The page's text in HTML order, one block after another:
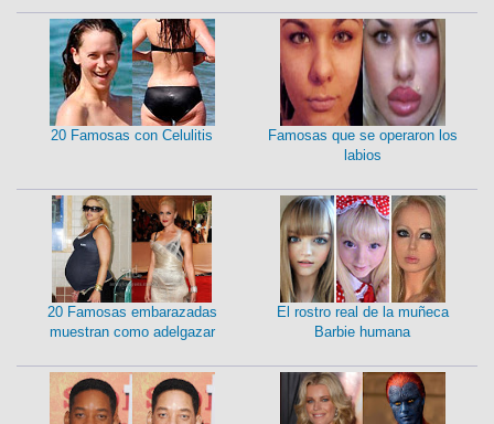
20 Famosas con Celulitis
Famosas que se operaron los
labios
20 Famosas embarazadas
muestran como adelgazar
El rostro real de la muñeca
Barbie humana